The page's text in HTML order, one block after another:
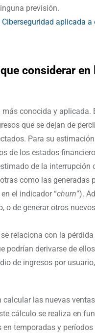
previsión.
Ciberseguridad aplicada
considerar en
más conocida y aplicada.
que se dejan de
Para su
de los estados
de la interrupción
como las generadas
el indicador “churn”).
o de generar otros
relaciona con la
podrían derivarse de
de ingresos por
calcular las nuevas
cálculo se realiza en
temporadas y